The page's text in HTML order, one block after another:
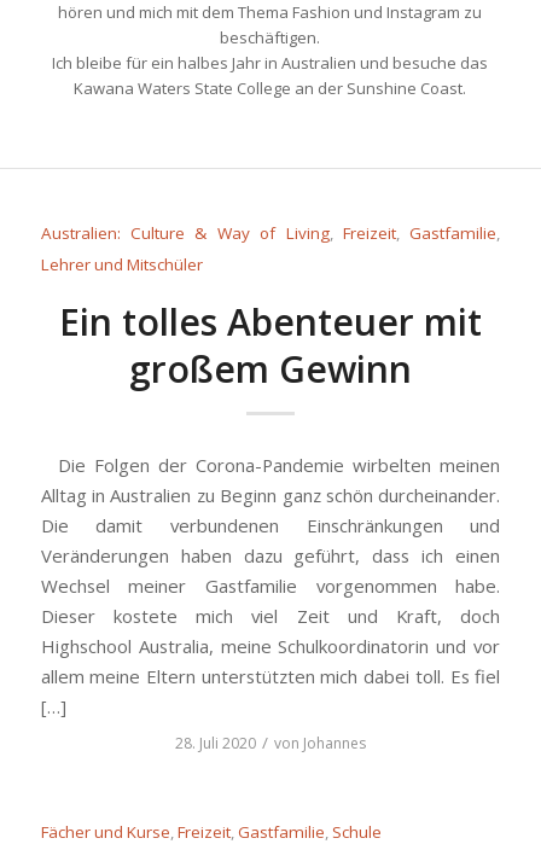
hören und mich mit dem Thema Fashion und Instagram zu
beschäftigen.
Ich bleibe für ein halbes Jahr in Australien und besuche das
Kawana Waters State College an der Sunshine Coast.
Australien: Culture & Way of Living, Freizeit,Gastfamilie,
Lehrer und Mitschüler
Ein tolles Abenteuer mit
großem Gewinn
Die Folgen der Corona-Pandemie wirbelten meinen
Alltag in Australien zu Beginn ganz schön durcheinander.
Die damit verbundenen Einschränkungen und
Veränderungen haben dazu geführt, dass ich einen
Wechsel meiner Gastfamilie vorgenommen habe.
Dieser kostete mich viel Zeit und Kraft, doch
Highschool Australia, meine Schulkoordinatorin und vor
allem meine Eltern unterstützten mich dabei toll. Es fiel
[…]
28. Juli 2020 / von Johannes
Fächer und Kurse Freizeit, Gastfamilie Schule